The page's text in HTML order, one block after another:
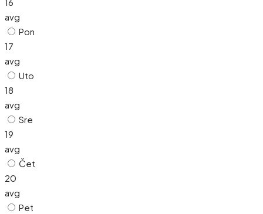
avg
Pon
17
avg
Uto
18
avg
Sre
19
avg
Čet
20
avg
Pet